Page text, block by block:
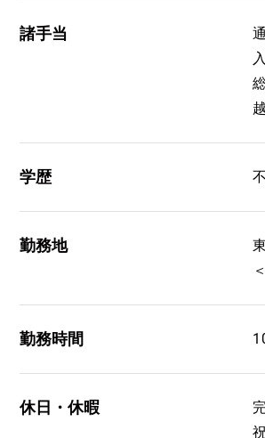
諸手当
学歴
勤務地
勤務時間
休日・休暇